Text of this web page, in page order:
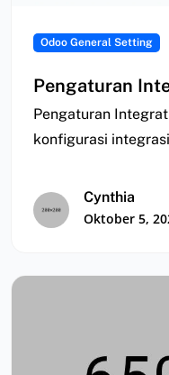
Odoo General Setting
Pengaturan
Pengaturan
konfigurasi
Drive,… Cynthia
Oktober 5,